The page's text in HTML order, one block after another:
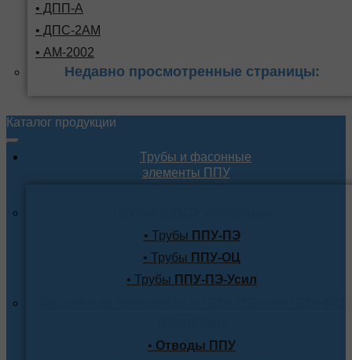
• ДПП-А
• ДПС-2АМ
• АМ-2002
Недавно просмотренные страницы:
Каталог продукции
Трубы и фасонные
элементы ППУ
• Трубы ППУ-ПЭ
• Трубы ППУ-ОЦ
• Трубы ППУ-ПЭ-Усил
• Отводы ППУ